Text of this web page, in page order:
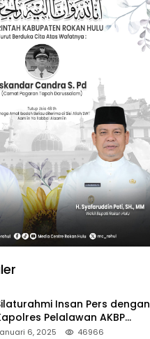
Insan Pers dengan
Pelalawan AKBP
Asri, S.I.K.
6, 2025 46966